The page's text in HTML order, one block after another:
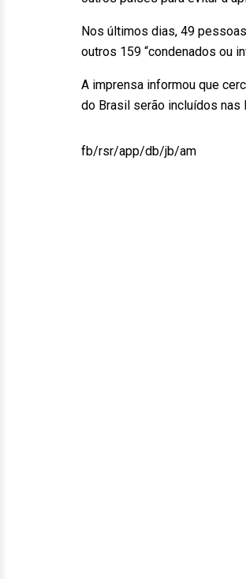
Nos últimos dias, 49
outros 159 “condenados ou
A imprensa informou que
do Brasil serão incluídos nas
fb/rsr/app/db/jb/am